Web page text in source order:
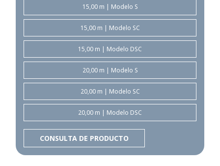
15,00 m | Modelo S
15,00 m | Modelo SC
15,00 m | Modelo DSC
20,00 m | Modelo S
20,00 m | Modelo SC
20,00 m | Modelo DSC
CONSULTA DE PRODUCTO